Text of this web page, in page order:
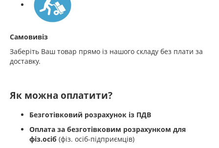
Самовивіз
Заберіть Ваш товар прямо із нашого складу без плати за
доставку.
Як можна оплатити?
Безготівковий розрахунок із ПДВ
Оплата за безготівковим розрахунком для
фіз.осіб (фіз. осіб-підприємців)